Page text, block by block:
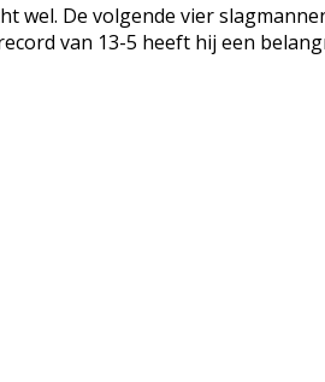
wel. De volgende vier
van 13-5 heeft hij een